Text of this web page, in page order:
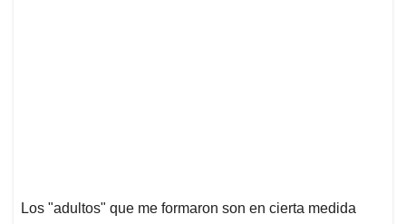
Los "adultos" que me formaron son en cierta medida